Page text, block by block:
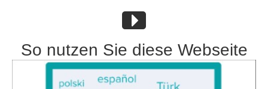
So nutzen Sie diese Webseite